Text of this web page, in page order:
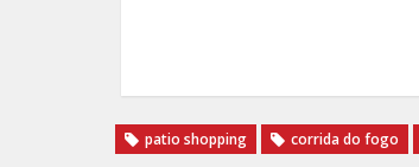
patio shopping corrida do fogo